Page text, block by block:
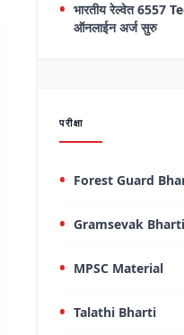
भारतीय रेल्वेत 6557
ऑनलाईन अर्ज सुरु
परीक्षा
Forest Guard
Gramsevak Bharti
MPSC Material
Talathi Bharti